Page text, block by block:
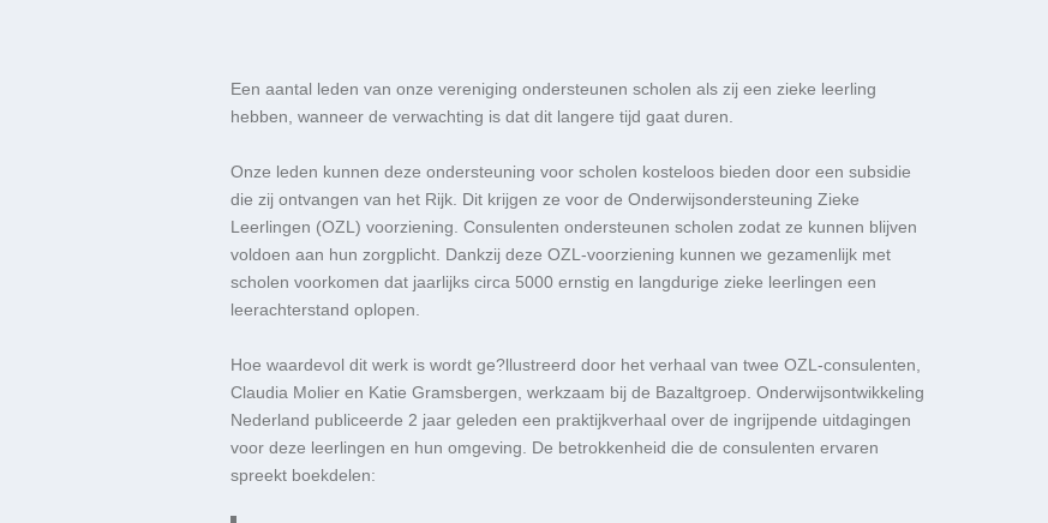
Een aantal leden van onze vereniging ondersteunen scholen als zij een zieke leerling
hebben , wanneer de verwachting is dat dit langere tijd gaat duren
Onze leden kunnen deze ondersteuning voor scholen kosteloos bieden door een subsidie
die zij ontvangen van het Rijk . Dit krijgen ze voor de Onderwijsondersteuning Zieke
Leerlingen (OZL) voorziening Consulenten ondersteunen scholen zodat ze kunnen blijven
voldoen aan hun zorgplicht. Dankzij deze OZL-voorziening kunnen we gezamenlijk met
scholen voorkomen dat jaarlijks circa 5000 ernstig en langdurige zieke leerlingen een
leerachterstand oplopen.
Hoe waardevol dit werk is wordt ge?llustreerd door het verhaal van twee OZL-consulenten
Claudia Molier en Katie Gramsbergen , werkzaam bij de Bazaltgroep Onderwijsontwikkeling
Nederland publiceerde 2 jaar geleden een praktijkverhaal over de ingrijpende uitdagingen
voor deze leerlingen en hun omgeving. De betrokkenheid die de consulenten ervaren
spreekt boekdelen: